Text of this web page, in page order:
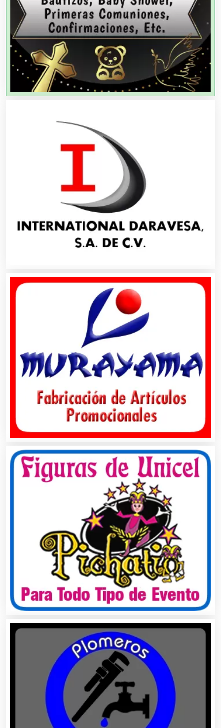
Agencias de Publicidad
Agencias de Viajes
Agricultores
Agricultura y Ganadería
Aire Acondicionado
Albercas
Almacenaje
Alquiler de Autos
Alquiler de Sillas y Mesas
Alquiler de Trajes de Etiqueta
Alta Costura
Aluminio
Análisis Clínicos
Análisis de Aguas